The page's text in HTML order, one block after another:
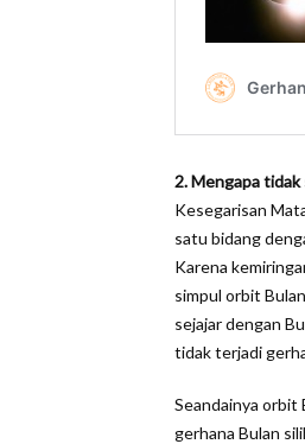
2. Mengapa
Kesegarisan
satu bidang
Karena
simpul orbit
sejajar dengan
tidak terjadi
Seandainya orbit
gerhana Bulan